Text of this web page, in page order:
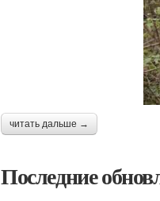
читать дальше →
Последние